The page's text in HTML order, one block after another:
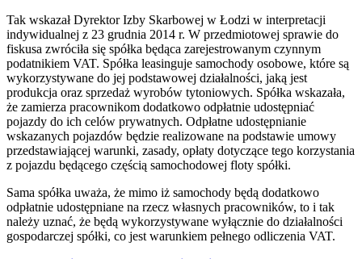
Tak wskazał Dyrektor Izby Skarbowej w Łodzi w interpretacji
indywidualnej z 23 grudnia 2014 r. W przedmiotowej sprawie do
fiskusa zwróciła się spółka będąca zarejestrowanym czynnym
podatnikiem VAT. Spółka leasinguje samochody osobowe, które są
wykorzystywane do jej podstawowej działalności, jaką jest
produkcja oraz sprzedaż wyrobów tytoniowych. Spółka wskazała,
że zamierza pracownikom dodatkowo odpłatnie udostępniać
pojazdy do ich celów prywatnych. Odpłatne udostępnianie
wskazanych pojazdów będzie realizowane na podstawie umowy
przedstawiającej warunki, zasady, opłaty dotyczące tego korzystania
z pojazdu będącego częścią samochodowej floty spółki.
Sama spółka uważa, że mimo iż samochody będą dodatkowo
odpłatnie udostępniane na rzecz własnych pracowników, to i tak
należy uznać, że będą wykorzystywane wyłącznie do działalności
gospodarczej spółki, co jest warunkiem pełnego odliczenia VAT.